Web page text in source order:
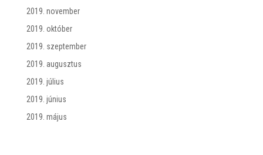
2019. november
2019. október
2019. szeptember
2019. augusztus
2019. július
2019. június
2019. május